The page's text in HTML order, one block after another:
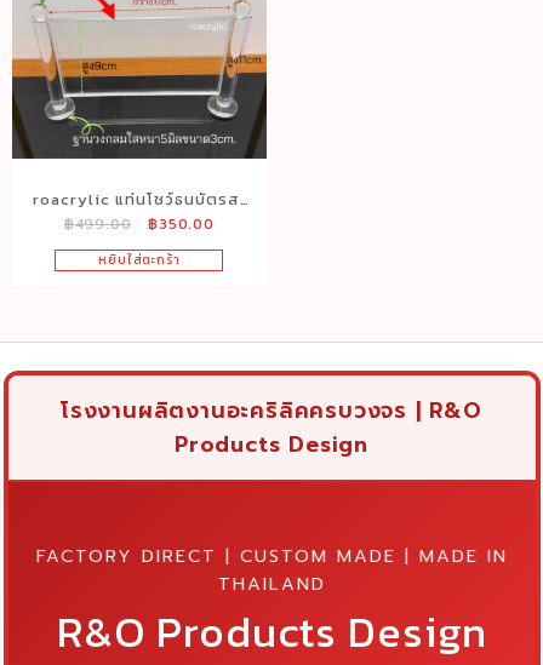
roacrylic แท่นโชว์ธนบัตรสะ
สมอะคริลิคใส รุ่นคริสตัลตั้ง
โต๊ะ ขนาด 20×13 ซม. สำหรับ
฿499.00
Original
price
was:
฿350.00
price
is:
หยิบใส่ตะกร้า
โรงงานผลิตงานอะคริลิคครบวงจร | R&O
Products Design
FACTORY DIRECT | CUSTOM MADE | MADE IN
THAILAND
R&O Products Design